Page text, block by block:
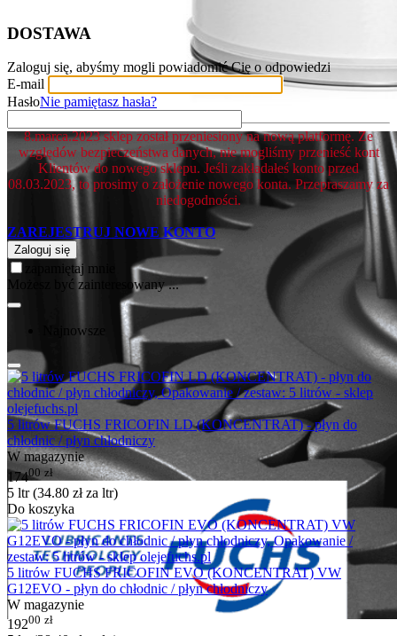
DOSTAWA
Zaloguj się, abyśmy mogli powiadomić Cię o odpowiedzi
E-mail
HasłoNie pamiętasz hasła?
8.marca.2023 sklep został przeniesiony na nową platformę. Ze
względów bezpieczeństwa danych, nie mogliśmy przenieść kont
Klientów do nowego sklepu. Jeśli zakładałeś konto przed
08.03.2023, to prosimy o założenie nowego konta. Przepraszamy za
niedogodności.
ZAREJESTRUJ NOWE KONTO
Zaloguj się
zapamiętaj mnie
Możesz być zainteresowany ...
Najnowsze
5 litrów FUCHS FRICOFIN LD (KONCENTRAT) - płyn do
chłodnic / płyn chłodniczy
W magazynie
17400 zł
5 ltr (34.80 złza ltr)
Do koszyka
5 litrów FUCHS FRICOFIN EVO (KONCENTRAT) VW
G12EVO - płyn do chłodnic / płyn chłodniczy
W magazynie
19200 zł